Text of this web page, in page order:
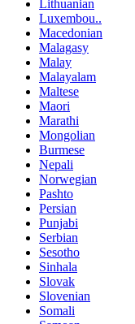
Lithuanian
Luxembou..
Macedonian
Malagasy
Malay
Malayalam
Maltese
Maori
Marathi
Mongolian
Burmese
Nepali
Norwegian
Pashto
Persian
Punjabi
Serbian
Sesotho
Sinhala
Slovak
Slovenian
Somali